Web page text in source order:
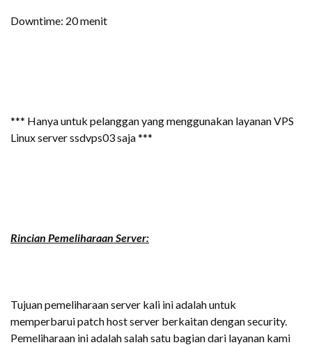
Downtime: 20 menit
*** Hanya untuk pelanggan yang menggunakan layanan VPS
Linux server ssdvps03 saja ***
Rincian Pemeliharaan Server:
Tujuan pemeliharaan server kali ini adalah untuk
memperbarui patch host server berkaitan dengan security.
Pemeliharaan ini adalah salah satu bagian dari layanan kami